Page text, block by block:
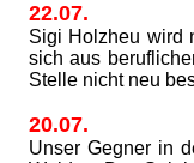
22.07.
Sigi Holzheu wird
sich aus
Stelle nicht neu
20.07.
Unser Gegner in